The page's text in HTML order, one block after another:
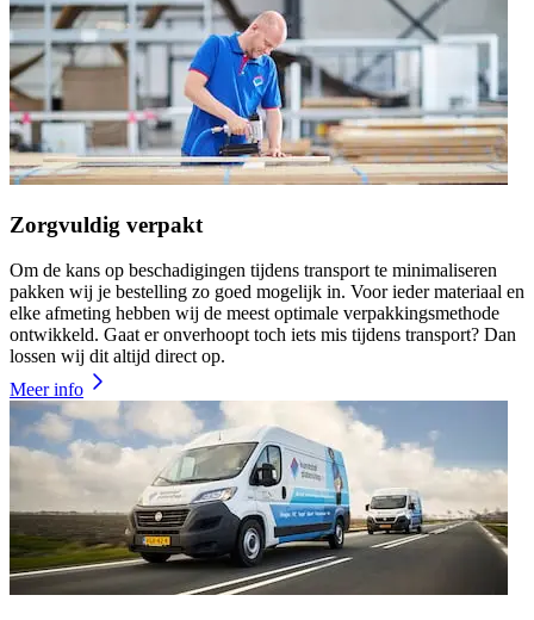
Zorgvuldig verpakt
Om de kans op beschadigingen tijdens transport te minimaliseren
pakken wij je bestelling zo goed mogelijk in. Voor ieder materiaal en
elke afmeting hebben wij de meest optimale verpakkingsmethode
ontwikkeld. Gaat er onverhoopt toch iets mis tijdens transport? Dan
lossen wij dit altijd direct op.
Meer info